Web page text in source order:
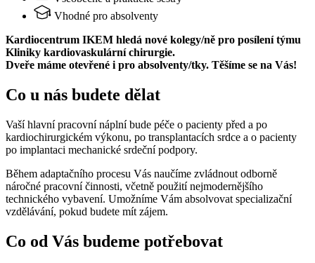
Vhodné pro absolventy
Kardiocentrum IKEM hledá nové kolegy/ně pro posílení týmu
Kliniky kardiovaskulární chirurgie.
Dveře máme otevřené i pro absolventy/tky. Těšíme se na Vás!
Co u nás budete dělat
Vaší hlavní pracovní náplní bude péče o pacienty před a po
kardiochirurgickém výkonu, po transplantacích srdce a o pacienty
po implantaci mechanické srdeční podpory.
Během adaptačního procesu Vás naučíme zvládnout odborně
náročné pracovní činnosti, včetně použití nejmodernějšího
technického vybavení. Umožníme Vám absolvovat specializační
vzdělávání, pokud budete mít zájem.
Co od Vás budeme potřebovat